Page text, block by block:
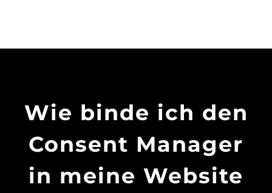
Wie binde ich den
Consent Manager
in meine Website